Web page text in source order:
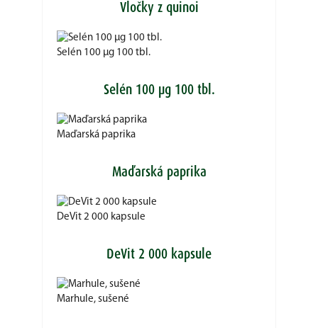
Vločky z quinoi
Selén 100 µg 100 tbl.
Selén 100 µg 100 tbl.
Maďarská paprika
Maďarská paprika
DeVit 2 000 kapsule
DeVit 2 000 kapsule
Marhule, sušené